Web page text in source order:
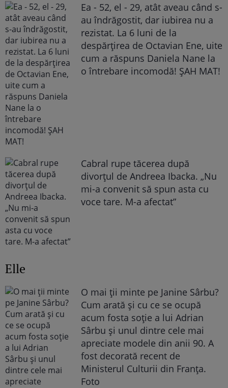
Ea - 52, el - 29, atât aveau când s-
au îndrăgostit, dar iubirea nu a
rezistat. La 6 luni de la
despărțirea de Octavian Ene, uite
cum a răspuns Daniela Nane la
o întrebare incomodă! ȘAH MAT!
Cabral rupe tăcerea după
divorțul de Andreea Ibacka. „Nu
mi-a convenit să spun asta cu
voce tare. M-a afectat”
Elle
O mai ții minte pe Janine Sârbu?
Cum arată și cu ce se ocupă
acum fosta soție a lui Adrian
Sârbu și unul dintre cele mai
apreciate modele din anii 90. A
fost decorată recent de
Ministerul Culturii din Franța.
Foto